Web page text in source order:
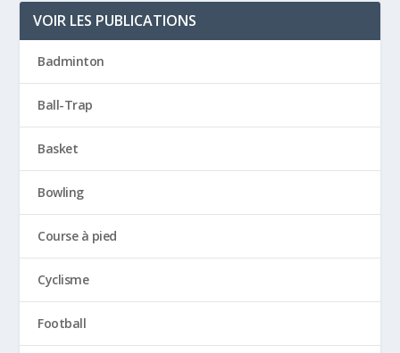
VOIR LES PUBLICATIONS
Badminton
Ball-Trap
Basket
Bowling
Course à pied
Cyclisme
Football